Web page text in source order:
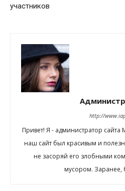
участников
http://
Привет! Я - администратор
наш сайт был красивым и
не засоряй его злобными
мусором. Заранее,